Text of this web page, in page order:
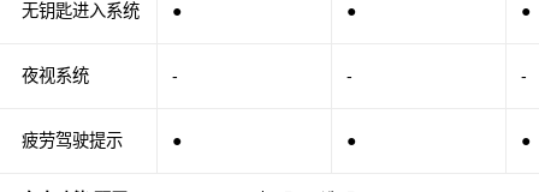
无钥匙进入系统
夜视系统
疲劳驾驶提示
● ● ●
- - -
● ● ●